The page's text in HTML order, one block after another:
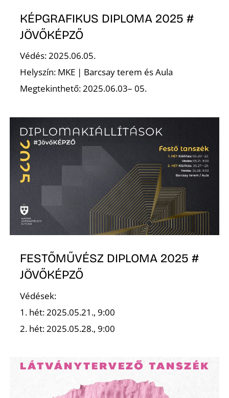
KÉPGRAFIKUS DIPLOMA 2025 #
JÖVŐKÉPZŐ
Védés: 2025.06.05.
Helyszín: MKE | Barcsay terem és Aula
Megtekinthető: 2025.06.03– 05.
FESTŐMŰVÉSZ DIPLOMA 2025 #
JÖVŐKÉPZŐ
Védések:
1. hét: 2025.05.21., 9:00
2. hét: 2025.05.28., 9:00